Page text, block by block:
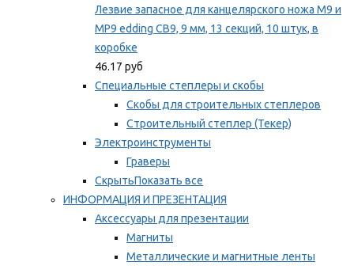
Лезвие запасное для канцелярского ножа M9 и
MP9 edding CB9, 9 мм, 13 секций, 10 штук, в
коробке
46.17 руб
Специальные степлеры и скобы
Скобы для строительных степлеров
Строительный степлер (Текер)
Электроинструменты
Граверы
СкрытьПоказать все
ИНФОРМАЦИЯ И ПРЕЗЕНТАЦИЯ
Аксессуары для презентации
Магниты
Металлические и магнитные ленты